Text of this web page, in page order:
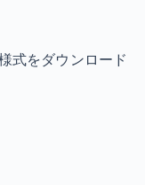
式をダウンロード